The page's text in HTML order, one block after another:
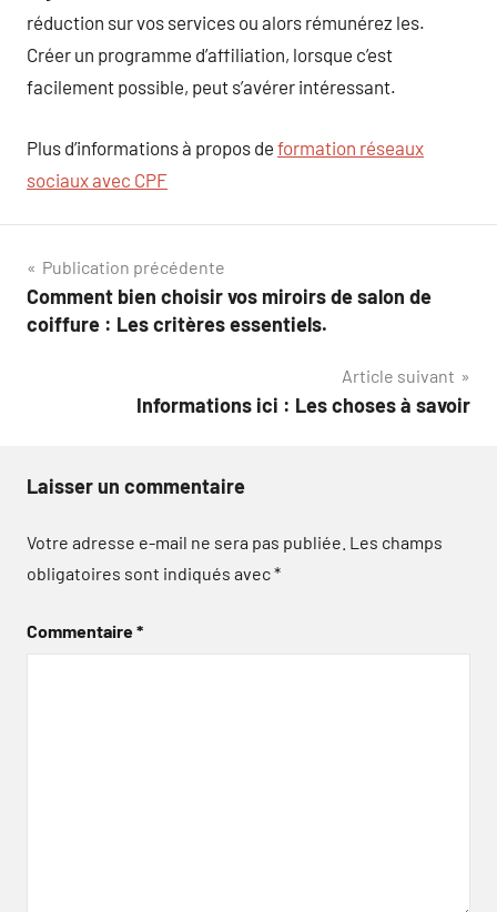
réduction sur vos services ou alors rémunérez les.
Créer un programme d’affiliation, lorsque c’est
facilement possible, peut s’avérer intéressant.
Plus d’informations à propos de formation réseaux
sociaux avec CPF
Navigation
de
Publication précédente
Comment bien choisir vos miroirs de salon de
coiffure : Les critères essentiels.
Article suivant
Informations ici : Les choses à savoir
Laisser un commentaire
Votre adresse e-mail ne sera pas publiée. Les champs
obligatoires sont indiqués avec*
Commentaire*